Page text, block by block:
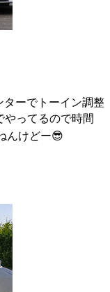
ターでトーイン調整
ってるので時間
んけどー😎